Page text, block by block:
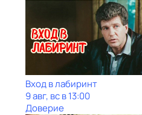
Вход в лабиринт
9 авг, вс в 13:00
Доверие